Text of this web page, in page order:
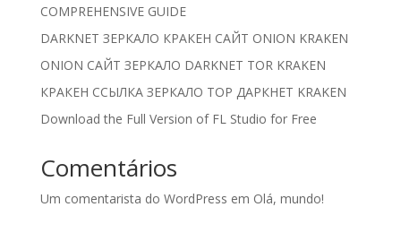
COMPREHENSIVE GUIDE
DARKNET ЗЕРКАЛО КРАКЕН САЙТ ONION KRAKEN
ONION САЙТ ЗЕРКАЛО DARKNET TOR KRAKEN
КРАКЕН ССЫЛКА ЗЕРКАЛО ТОР ДАРКНЕТ KRAKEN
Download the Full Version of FL Studio for Free
Comentários
Um comentarista do WordPress em Olá, mundo!